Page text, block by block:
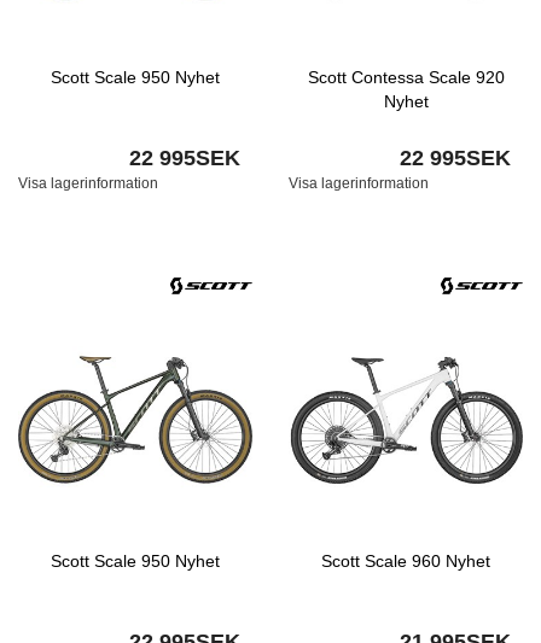
Scott Scale 950 Nyhet
22 995SEK
Visa lagerinformation
Scott Contessa Scale 920
Nyhet
22 995SEK
Visa lagerinformation
Scott Scale 950 Nyhet Scott Scale 960 Nyhet